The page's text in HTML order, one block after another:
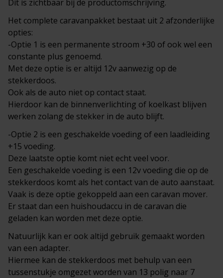
Dit is zichtbaar bij de productomschrijving.
Het complete caravanpakket bestaat uit 2 afzonderlijke
opties:
-Optie 1 is een permanente stroom +30 of ook wel een
constante plus genoemd.
Met deze optie is er altijd 12v aanwezig op de
stekkerdoos.
Ook als de auto niet op contact staat.
Hierdoor kan de binnenverlichting of koelkast blijven
werken zolang de stekker in de auto blijft.
-Optie 2 is een geschakelde voeding of een laadleiding
+15 voeding.
Deze laatste optie komt niet echt veel voor.
Een geschakelde voeding is een 12v voeding die op de
stekkerdoos komt als het contact van de auto aanstaat.
Vaak is deze optie gekoppeld aan een caravan mover.
Er staat dan een huishoudaccu in de caravan die
geladen kan worden met deze optie.
Natuurlijk kan er ook altijd gebruik gemaakt worden
van een adapter.
Hiermee kan de stekkerdoos met behulp van een
tussenstukje omgezet worden van 13 polig naar 7